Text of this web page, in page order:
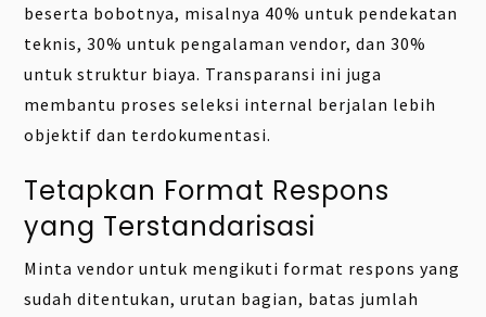
beserta bobotnya, misalnya 40% untuk pendekatan
teknis, 30% untuk pengalaman vendor, dan 30%
untuk struktur biaya. Transparansi ini juga
membantu proses seleksi internal berjalan lebih
objektif dan terdokumentasi.
Tetapkan Format Respons
yang Terstandarisasi
Minta vendor untuk mengikuti format respons yang
sudah ditentukan, urutan bagian, batas jumlah